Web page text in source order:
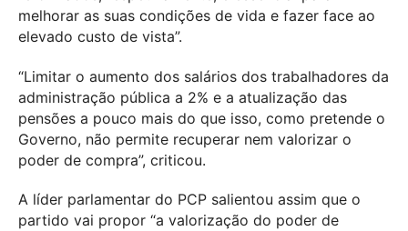
melhorar as suas condições de vida e fazer face ao
elevado custo de vista”.
“Limitar o aumento dos salários dos trabalhadores da
administração pública a 2% e a atualização das
pensões a pouco mais do que isso, como pretende o
Governo, não permite recuperar nem valorizar o
poder de compra”, criticou.
A líder parlamentar do PCP salientou assim que o
partido vai propor “a valorização do poder de